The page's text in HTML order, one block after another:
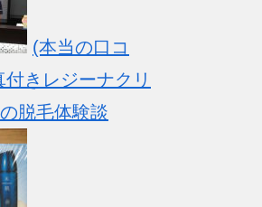
(本当の口コ
付きレジーナクリ
脱毛体験談